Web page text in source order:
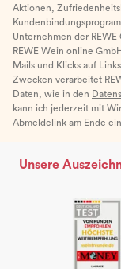
Aktionen,
Unternehmen der REWE
REWE Wein online
Mails und Klicks auf
Zwecken verarbeitet
Daten, wie in den
kann ich jederzeit mit
Abmeldelink am Ende
Unsere